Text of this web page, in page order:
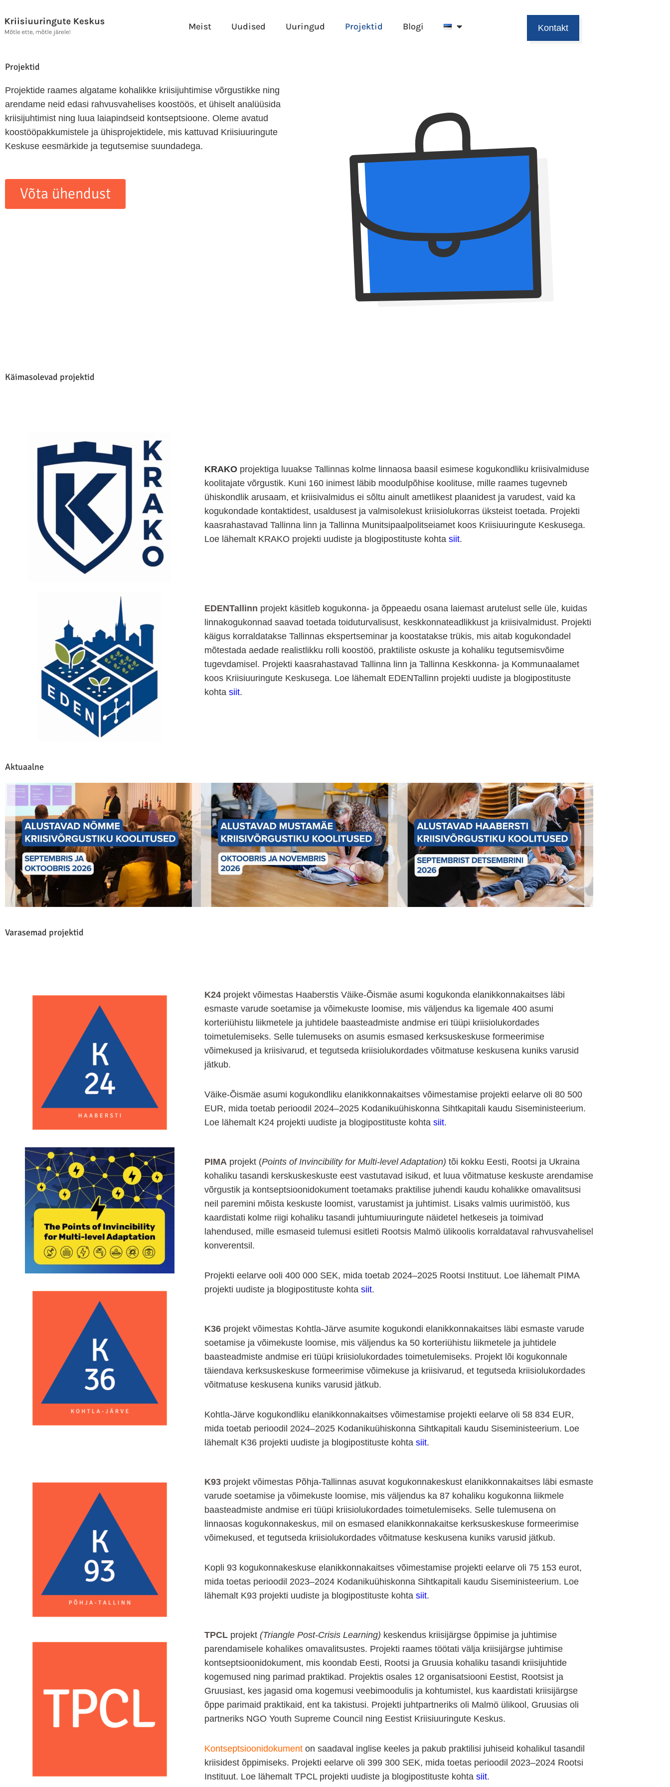
to
content
Meist Uudised Uuringud Projektid Blogi Kontakt
Projektid
Projektide raames algatame kohalikke kriisijuhtimise võrgustikke ning
arendame neid edasi rahvusvahelises koostöös, et ühiselt analüüsida
kriisijuhtimist ning luua laiapindseid kontseptsioone. Oleme avatud
koostööpakkumistele ja ühisprojektidele, mis kattuvad Kriisiuuringute
Keskuse eesmärkide ja tegutsemise suundadega.
Võta ühendust
Käimasolevad projektid
KRAKO projektiga luuakse Tallinnas kolme linnaosa baasil esimese kogukondliku kriisivalmiduse
koolitajate võrgustik. Kuni 160 inimest läbib moodulpõhise koolituse, mille raames tugevneb
ühiskondlik arusaam, et kriisivalmidus ei sõltu ainult ametlikest plaanidest ja varudest, vaid ka
kogukondade kontaktidest, usaldusest ja valmisolekust kriisiolukorras üksteist toetada. Projekti
kaasrahastavad Tallinna linn ja Tallinna Munitsipaalpolitseiamet koos Kriisiuuringute Keskusega.
Loe lähemalt KRAKO projekti uudiste ja blogipostituste kohta siit.
EDENTallinn projekt käsitleb kogukonna- ja õppeaedu osana laiemast arutelust selle üle, kuidas
linnakogukonnad saavad toetada toiduturvalisust, keskkonnateadlikkust ja kriisivalmidust. Projekti
käigus korraldatakse Tallinnas ekspertseminar ja koostatakse trükis, mis aitab kogukondadel
mõtestada aedade realistlikku rolli koostöö, praktiliste oskuste ja kohaliku tegutsemisvõime
tugevdamisel. Projekti kaasrahastavad Tallinna linn ja Tallinna Keskkonna- ja Kommunaalamet
koos Kriisiuuringute Keskusega. Loe lähemalt EDENTallinn projekti uudiste ja blogipostituste
kohta siit.
Aktuaalne
Varasemad projektid
K24projekt võimestas Haaberstis Väike-Õismäe asumi kogukonda elanikkonnakaitses läbi
esmaste varude soetamise ja võimekuste loomise, mis väljendus ka ligemale 400 asumi
korteriühistu liikmetele ja juhtidele baasteadmiste andmise eri tüüpi kriisiolukordades
toimetulemiseks. Selle tulemuseks on asumis esmased kerksuskeskuse formeerimise
võimekused ja kriisivarud, et tegutseda kriisiolukordades võitmatuse keskusena kuniks varusid
jätkub.
Väike-Õismäe asumi kogukondliku elanikkonnakaitses võimestamise projekti eelarve oli 80 500
EUR, mida toetab perioodil 2024–2025 Kodanikuühiskonna Sihtkapitali kaudu Siseministeerium.
Loe lähemalt K24 projekti uudiste ja blogipostituste kohta siit.
PIMAprojekt (Points of Invincibility for Multi-level Adaptation) tõi kokku Eesti, Rootsi ja Ukraina
kohaliku tasandi kerskuskeskuste eest vastutavad isikud, et luua võitmatuse keskuste arendamise
võrgustik ja kontseptsioonidokument toetamaks praktilise juhendi kaudu kohalikke omavalitsusi
neil paremini mõista keskuste loomist, varustamist ja juhtimist. Lisaks valmis uurimistöö, kus
kaardistati kolme riigi kohaliku tasandi juhtumiuuringute näidetel hetkeseis ja toimivad
lahendused, mille esmaseid tulemusi esitleti Rootsis Malmö ülikoolis korraldataval rahvusvahelisel
konverentsil.
Projekti eelarve ooli 400 000 SEK, mida toetab 2024–2025 Rootsi Instituut. Loe lähemalt PIMA
projekti uudiste ja blogipostituste kohta siit.
K36projekt võimestas Kohtla-Järve asumite kogukondi elanikkonnakaitses läbi esmaste varude
soetamise ja võimekuste loomise, mis väljendus ka 50 korteriühistu liikmetele ja juhtidele
baasteadmiste andmise eri tüüpi kriisiolukordades toimetulemiseks. Projekt lõi kogukonnale
täiendava kerksuskeskuse formeerimise võimekuse ja kriisivarud, et tegutseda kriisiolukordades
võitmatuse keskusena kuniks varusid jätkub.
Kohtla-Järve kogukondliku elanikkonnakaitses võimestamise projekti eelarve oli 58 834 EUR,
mida toetab perioodil 2024–2025 Kodanikuühiskonna Sihtkapitali kaudu Siseministeerium. Loe
lähemalt K36 projekti uudiste ja blogipostituste kohta siit.
K93projekt võimestas Põhja-Tallinnas asuvat kogukonnakeskust elanikkonnakaitses läbi esmaste
varude soetamise ja võimekuste loomise, mis väljendus ka 87 kohaliku kogukonna liikmele
baasteadmiste andmise eri tüüpi kriisiolukordades toimetulemiseks. Selle tulemusena on
linnaosas kogukonnakeskus, mil on esmased elanikkonnakaitse kerksuskeskuse formeerimise
võimekused, et tegutseda kriisiolukordades võitmatuse keskusena kuniks varusid jätkub.
Kopli 93 kogukonnakeskuse elanikkonnakaitses võimestamise projekti eelarve oli 75 153 eurot,
mida toetas perioodil 2023–2024 Kodanikuühiskonna Sihtkapitali kaudu Siseministeerium. Loe
lähemalt K93 projekti uudiste ja blogipostituste kohta siit.
TPCLprojekt (Triangle Post-Crisis Learning) keskendus kriisijärgse õppimise ja juhtimise
parendamisele kohalikes omavalitsustes. Projekti raames töötati välja kriisijärgse juhtimise
kontseptsioonidokument, mis koondab Eesti, Rootsi ja Gruusia kohaliku tasandi kriisijuhtide
kogemused ning parimad praktikad. Projektis osales 12 organisatsiooni Eestist, Rootsist ja
Gruusiast, kes jagasid oma kogemusi veebimoodulis ja kohtumistel, kus kaardistati kriisijärgse
õppe parimaid praktikaid, ent ka takistusi. Projekti juhtpartneriks oli Malmö ülikool, Gruusias oli
partneriks NGO Youth Supreme Council ning Eestist Kriisiuuringute Keskus.
Kontseptsioonidokumenton saadaval inglise keeles ja pakub praktilisi juhiseid kohalikul tasandil
kriisidest õppimiseks. Projekti eelarve oli 399 300 SEK, mida toetas perioodil 2023–2024 Rootsi
Instituut. Loe lähemalt TPCL projekti uudiste ja blogipostituste kohta siit.